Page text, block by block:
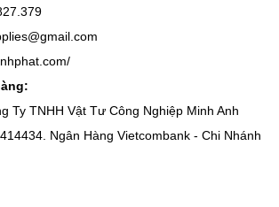
Ty TNHH Vật Tư Công Nghiệp Minh Anh
Ngân Hàng Vietcombank - Chi Nhánh